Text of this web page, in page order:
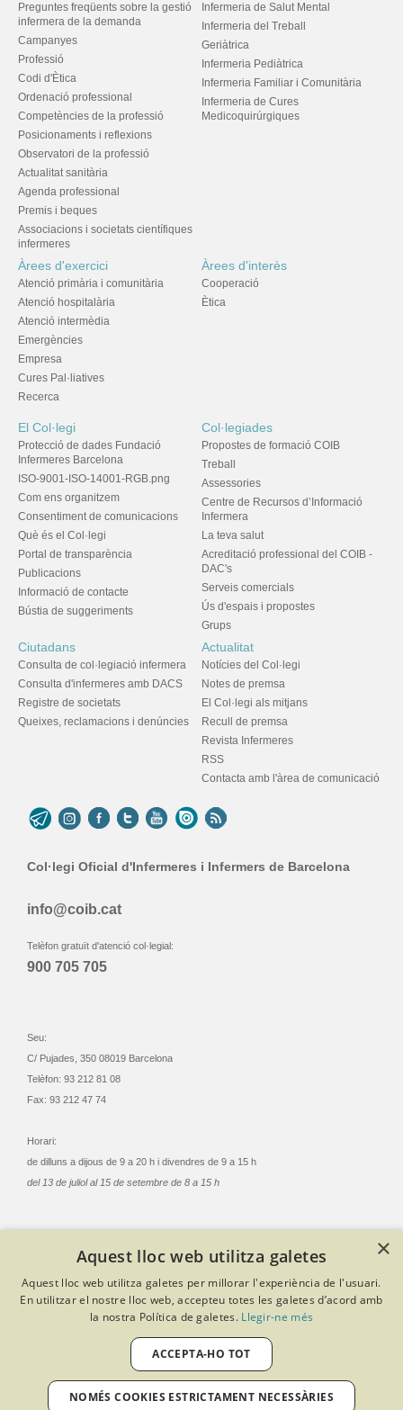
Preguntes freqüents sobre la gestió
infermera de la demanda
Campanyes
Professió
Codi d'Ètica
Ordenació professional
Competències de la professió
Posicionaments i reflexions
Observatori de la professió
Actualitat sanitària
Agenda professional
Premis i beques
Associacions i societats científiques
infermeres
Infermeria de Salut Mental
Infermeria del Treball
Geriàtrica
Infermeria Pediàtrica
Infermeria Familiar i Comunitària
Infermeria de Cures
Medicoquirúrgiques
Àrees d'exercici
Atenció primària i comunitària
Atenció hospitalària
Atenció intermèdia
Emergències
Empresa
Cures Pal·liatives
Recerca
Àrees d'interès
Cooperació
Ètica
El Col·legi
Protecció de dades Fundació
Infermeres Barcelona
ISO-9001-ISO-14001-RGB.png
Com ens organitzem
Consentiment de comunicacions
Què és el Col·legi
Portal de transparència
Publicacions
Informació de contacte
Bústia de suggeriments
Col·legiades
Propostes de formació COIB
Treball
Assessories
Centre de Recursos d’Informació
Infermera
La teva salut
Acreditació professional del COIB -
DAC's
Serveis comercials
Ús d'espais i propostes
Grups
Ciutadans
Consulta de col·legiació infermera
Consulta d'infermeres amb DACS
Registre de societats
Queixes, reclamacions i denúncies
Actualitat
Notícies del Col·legi
Notes de premsa
El Col·legi als mitjans
Recull de premsa
Revista Infermeres
RSS
Contacta amb l'àrea de comunicació
Col·legi Oficial d'Infermeres i Infermers de Barcelona
info@coib.cat
Telèfon gratuït d'atenció col·legial:
900 705 705
Seu:
C/ Pujades, 350 08019 Barcelona
Telèfon: 93 212 81 08
Fax: 93 212 47 74
Horari:
de dilluns a dijous de 9 a 20 h i divendres de 9 a 15 h
del 13 de juliol al 15 de setembre de 8 a 15 h
© Col·legi Oficial Infermeres i Infermers de Barcelona
Criteris de privacitat
Política de cookies
Avís legal
Política de protecció de dades
Política de qualitat
Desenvolupat amb Softeng Portal Builder
×
Aquest lloc web utilitza galetes
Aquest lloc web utilitza galetes per millorar l'experiència de l'usuari.
En utilitzar el nostre lloc web, accepteu totes les galetes d’acord amb
la nostra Política de galetes. Llegir-ne més
ACCEPTA-HO TOT
NOMÉS COOKIES ESTRICTAMENT NECESSÀRIES